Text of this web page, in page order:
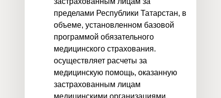
пределами Республики Татарстан, в
объеме, установленном базовой
программой обязательного
медицинского страхования.
осуществляет расчеты за
медицинскую помощь, оказанную
застрахованным лицам
медицинскими организациями,